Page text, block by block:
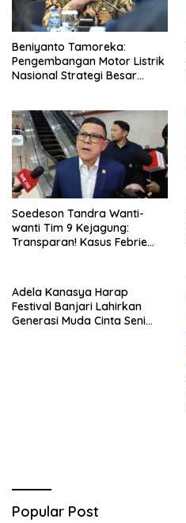
Beniyanto Tamoreka:
Pengembangan Motor Listrik
Nasional Strategi Besar
Soedeson Tandra Wanti-
wanti Tim 9 Kejagung:
Transparan! Kasus Febrie
Adela Kanasya Harap
Festival Banjari Lahirkan
Generasi Muda Cinta Seni
Popular Post